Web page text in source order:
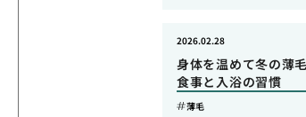
身体を温めて冬の薄
食事と入浴の習慣
2026.02.28
薄毛